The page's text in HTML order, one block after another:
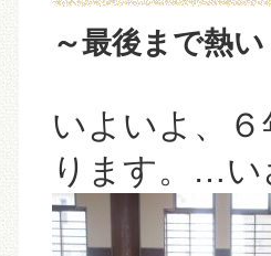
～最後まで熱
いよいよ、
ります。…い